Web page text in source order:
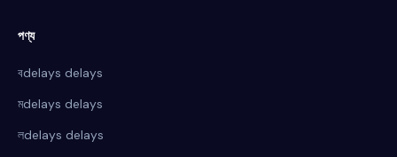
পণ্য
বdelays delays
মdelays delays
লdelays delays